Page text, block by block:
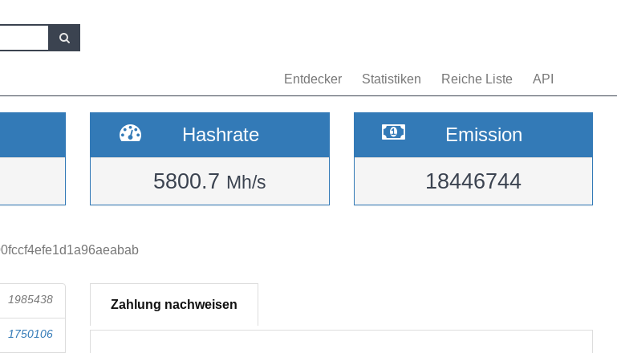
Entdecker Statistiken Reiche Liste API
Hashrate
5800.7 Mh/s
Emission
18446744
1985438
1750106
Zahlung nachweisen